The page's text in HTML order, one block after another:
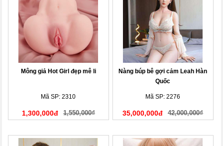
Mông giả Hot Girl đẹp mê li
Mã SP: 2310
1,300,000đ 1,550,000₫
Nàng búp bê gợi cảm Leah Hàn
Quốc
Mã SP: 2276
35,000,000đ 42,000,000₫